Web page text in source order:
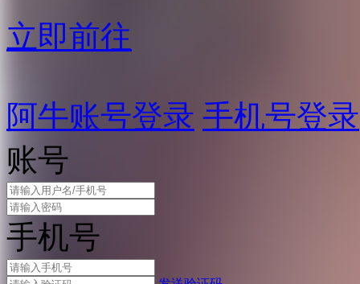
立即前往
阿牛账号登录 手机号登录
账号
手机号